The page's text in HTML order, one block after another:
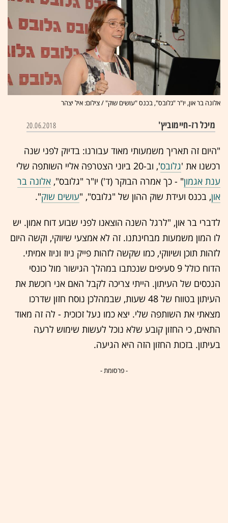
אלונה בר און, יו"ר "גלובס", בכנס "עושים שוק" / צילום: איל יצהר
מיכל רז-חיימוביץ' 20.06.2018
"היום זה תאריך משמעותי מאוד עבורנו: בדיוק לפני שנה
רכשנו את 'גלובס', וב-20 ביוני הצטרפה אליי השותפה שלי
ענת אגמון" - כך אמרה הבוקר (ד') יו"ר "גלובס", אלונה בר
און, בכנס ועידת שוק ההון של "גלובס", "עושים שוק".
לדברי בר און, "לרגל השנה הוצאנו לפני שבוע דוח אמון. יש
לו המון משמעות מבחינתנו. זה לא אמצעי שיווקי, וקשה היום
לזהות תוכן ושיווקי, כמו שקשה לזהות פייק ניוז וניוז אמיתי.
הדוח כולל 9 סעיפים שנכתבו במהלך הגישור מול כונסי
הנכסים של העיתון. הייתי צריכה לקבל האם אני רוכשת את
העיתון בטווח של 48 שעות, שבמהלכן נוסח חזון שדרכו
מצאתי את השותפה שלי. יצא כמו נעל זכוכית - לה זה מאוד
התאים, כי החזון קובע שלא נוכל לעשות שימוש לרעה
בעיתון. בזכות החזון הזה היא הגיעה.
- פרסומת -